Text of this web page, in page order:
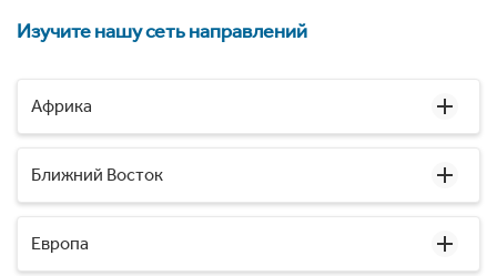
Изучите нашу сеть направлений
Африка
Ближний Восток
Европа